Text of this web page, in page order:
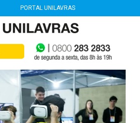
PORTAL UNILAVRAS